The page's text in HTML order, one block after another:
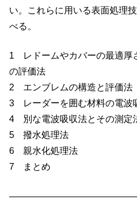
い。これらに用いる表面処理
べる。
1 レドームやカバーの最適厚
の評価法
2 エンブレムの構造と評価法
3 レーダーを囲む材料の電波
4 別な電波吸収法とその測定
5 撥水処理法
6 親水化処理法
7 まとめ